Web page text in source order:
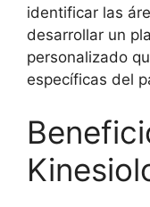
identificar las
desarrollar un
personalizado
específicas del